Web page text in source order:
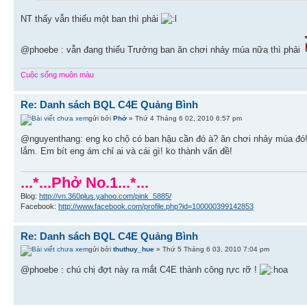
NT thấy vẫn thiếu một ban thì phải
@phoebe : vẫn đang thiếu Trưởng ban ăn chơi nhảy múa nữa thì phải
Cuộc sống muôn màu
Re: Danh sách BQL C4E Quảng Bình
gửi bởi Phở» Thứ 4 Tháng 6 02, 2010 6:57 pm
@nguyenthang: eng ko chộ có ban hậu cần đó à? ăn chơi nhảy múa
lắm. Em bít eng ám chỉ ai và cái gì! ko thành vấn đề!
...*...Phở No.1...*...
Blog: http://vn.360plus.yahoo.com/pink_5885/
Facebook: http://www.facebook.com/profile.php?id=100000399142853
Re: Danh sách BQL C4E Quảng Bình
gửi bởi thuthuy_hue » Thứ 5 Tháng 6 03, 2010 7:04 pm
@phoebe : chú chị đợt này ra mắt C4E thành công rực rỡ !